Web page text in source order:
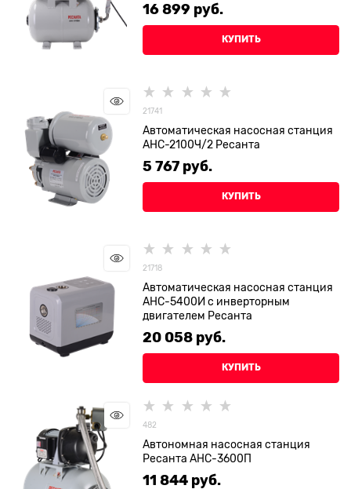
16 899 руб.
КУПИТЬ
21741
Автоматическая насосная станция
АНС-2100Ч/2 Ресанта
5 767 руб.
КУПИТЬ
21718
Автоматическая насосная станция
АНС-5400И с инверторным
двигателем Ресанта
20 058 руб.
КУПИТЬ
482
Автономная насосная станция
Ресанта АНС-3600П
11 844 руб.